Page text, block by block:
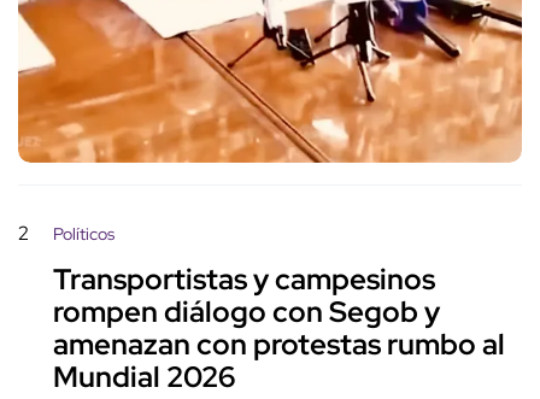
2 Políticos
Transportistas y campesinos
rompen diálogo con Segob y
amenazan con protestas rumbo al
Mundial 2026